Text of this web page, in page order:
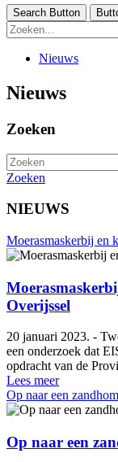
Search Button
Nieuws
Nieuws
Zoeken
Zoeken
NIEUWS
Moerasmaskerbij en
Overijssel
20 januari 2023. -
een onderzoek dat
opdracht van de
Lees meer
Op naar een
Op naar een